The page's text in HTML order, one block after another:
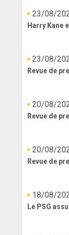
ESPAGNE
ALLEMAGNE
23/08/
Harry Kane
23/08/
Revue de
20/08/
Revue de
20/08/
Revue de
18/08/
Le PSG